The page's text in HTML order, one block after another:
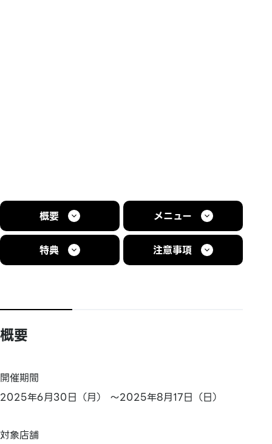
概要 メニュー
特典 注意事項
概要
開催期間
2025年6月30日（月） ～2025年8月17日（日）
対象店舗